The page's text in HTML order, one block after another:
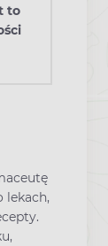
to
lekach,